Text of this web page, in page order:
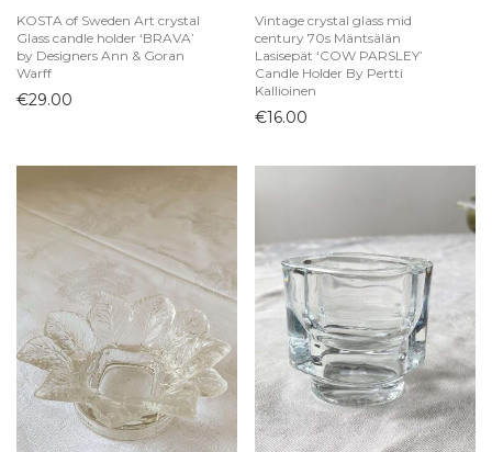
KOSTA of Sweden Art crystal
Glass candle holder ‘BRAVA’
by Designers Ann & Goran
Warff
€29.00
Vintage crystal glass mid
century 70s Mäntsälän
Lasisepät ‘COW PARSLEY’
Candle Holder By Pertti
Kallioinen
€16.00